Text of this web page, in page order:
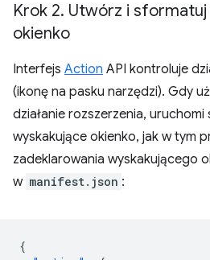
Krok 2. Utwórz i sformatuj
okienko
Interfejs Action API kontroluje
(ikonę na pasku narzędzi). Gdy
działanie rozszerzenia,
wyskakujące okienko, jak w tym
zadeklarowania wyskakującego
w manifest.json :
{